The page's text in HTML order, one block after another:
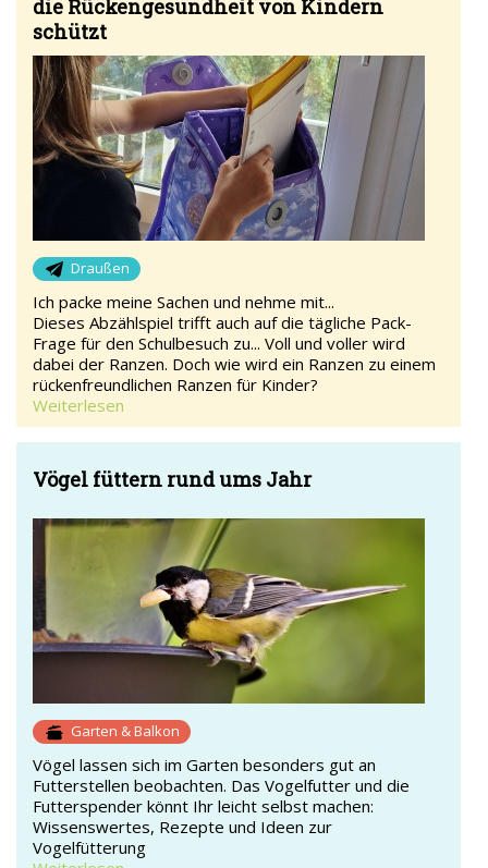
die Rückengesundheit von Kindern
schützt
Draußen
Ich packe meine Sachen und nehme mit...
Dieses Abzählspiel trifft auch auf die tägliche Pack-
Frage für den Schulbesuch zu... Voll und voller wird
dabei der Ranzen. Doch wie wird ein Ranzen zu einem
rückenfreundlichen Ranzen für Kinder?
Weiterlesen
Vögel füttern rund ums Jahr
Garten & Balkon
Vögel lassen sich im Garten besonders gut an
Futterstellen beobachten. Das Vogelfutter und die
Futterspender könnt Ihr leicht selbst machen:
Wissenswertes, Rezepte und Ideen zur
Vogelfütterung